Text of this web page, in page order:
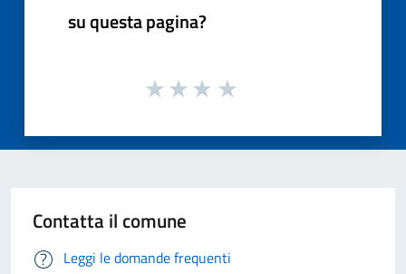
su questa pagina?
Contatta il comune
Leggi le domande frequenti